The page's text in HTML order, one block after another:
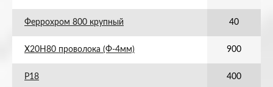
Феррохром 800 крупный 40
Х20Н80 проволока (Ф-4мм) 900
Р18 400